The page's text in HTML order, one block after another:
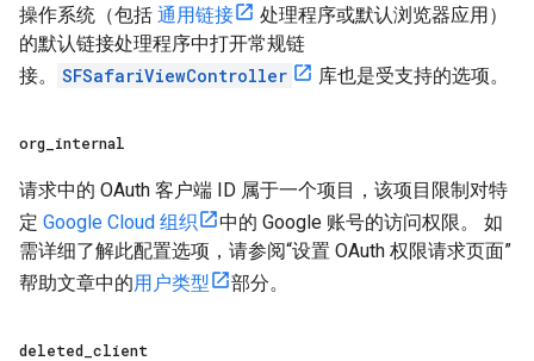
操作系统（包括 通用链接
处理程序或默认浏览器应用）
的默认链接处理程序中打开常规链
接。
SFSafariViewController 库也是受支持的选项。
org internal
请求中的 OAuth 客户端 ID 属于一个项目，该项目限制对特
定 Google Cloud 组织
中的 Google 账号的访问权限。 如
需详细了解此配置选项，请参阅“设置 OAuth 权限请求页面”
帮助文章中的用户类型 部分。
deleted client